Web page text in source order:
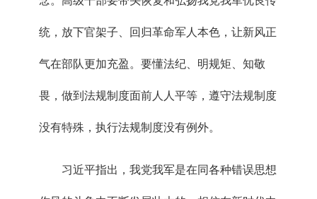
统，放下官架子、回归革命军人本色，让新风正
气在部队更加充盈。要懂法纪、明规矩、知敬
畏，做到法规制度面前人人平等，遵守法规制度
没有特殊，执行法规制度没有例外。
习近平指出，我党我军是在同各种错误思想